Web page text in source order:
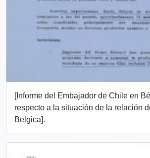
[Informe del Embajador de Chile en
respecto a la situación de la relación
Belgica].